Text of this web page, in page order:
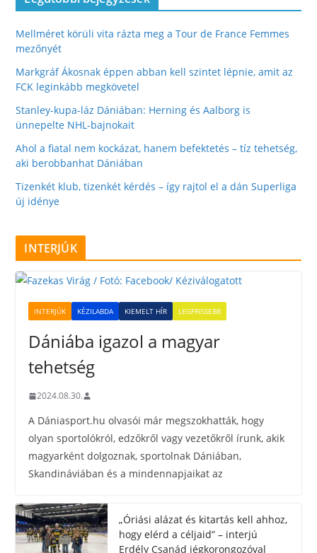
Mellméret körüli vita rázta meg a Tour de France Femmes
mezőnyét
Markgráf Ákosnak éppen abban kell szintet lépnie, amit az
FCK leginkább megkövetel
Stanley-kupa-láz Dániában: Herning és Aalborg is
ünnepelte NHL-bajnokait
Ahol a fiatal nem kockázat, hanem befektetés – tíz tehetség,
aki berobbanhat Dániában
Tizenkét klub, tizenkét kérdés – így rajtol el a dán Superliga
új idénye
INTERJÚK
INTERJÚK KÉZILABDA KIEMELT HÍR LEGFRISSEBB
Dániába igazol a magyar
tehetség
2024.08.30.
A Dániasport.hu olvasói már megszokhatták, hogy
olyan sportolókról, edzőkről vagy vezetőkről írunk, akik
magyarként dolgoznak, sportolnak Dániában,
Skandináviában és a mindennapjaikat az
„Óriási alázat és kitartás kell ahhoz,
hogy elérd a céljaid” – interjú
Erdély Csanád jégkorongozóval